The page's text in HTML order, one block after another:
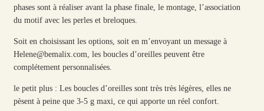
phases sont à réaliser avant la phase finale, le montage, l’association
du motif avec les perles et breloques.
Soit en choisissant les options, soit en m’envoyant un message à
Helene@bemalix.com, les boucles d’oreilles peuvent être
complétement personnalisées.
le petit plus : Les boucles d’oreilles sont très très légères, elles ne
pèsent à peine que 3-5 g maxi, ce qui apporte un réel confort.